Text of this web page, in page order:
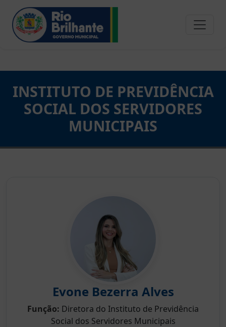
INSTITUTO DE PREVIDÊNCIA
SOCIAL DOS SERVIDORES
MUNICIPAIS
Evone Bezerra Alves
Função: Diretora do Instituto de Previdência
Social dos Servidores Municipais